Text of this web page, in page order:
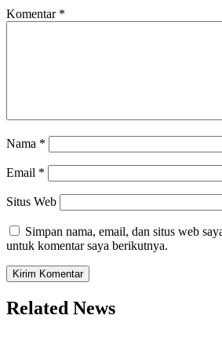
Komentar *
Nama *
Email *
Situs Web
Simpan nama, email, dan situs web
untuk komentar saya berikutnya.
Related News